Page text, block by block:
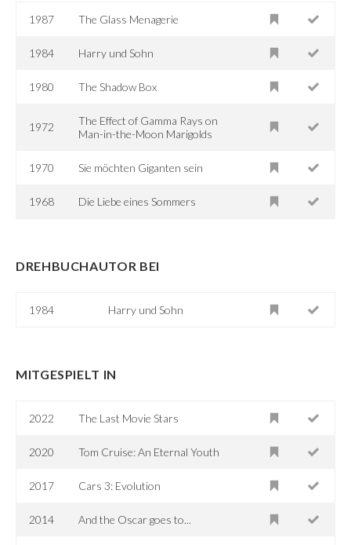
1987 The Glass Menagerie
1984 Harry und Sohn
1980 The Shadow Box
1972
The Effect of Gamma Rays on
Man-in-the-Moon Marigolds
1970 Sie möchten Giganten sein
1968 Die Liebe eines Sommers
DREHBUCHAUTOR BEI
1984 Harry und Sohn
MITGESPIELT IN
2022 The Last Movie Stars
2020 Tom Cruise: An Eternal Youth
2017 Cars 3: Evolution
2014 And the Oscar goes to...